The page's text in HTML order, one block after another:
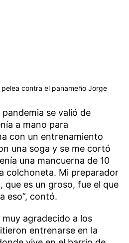
contra el panameño Jorge
se valió de
a mano para
con un entrenamiento
una soga y se me cortó
una mancuerna de 10
colchoneta. Mi preparador
que es un groso, fue el que
eso”, contó.
agradecido a los
entrenarse en la